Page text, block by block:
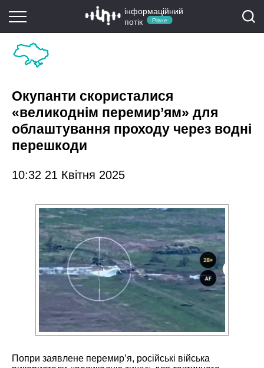
інформаційний
потік
Рівне
Окупанти скористалися
«великоднім перемир’ям» для
облаштування проходу через водні
перешкоди
10:32 21 Квітня 2025
Попри заявлене перемир’я, російські війська